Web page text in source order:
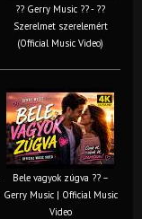
?? Gerry Music ?? - ??
Szerelmet szerelemért
(Official Music Video)
Bele vagyok zúgva ?? –
Gerry Music | Official Music
Video